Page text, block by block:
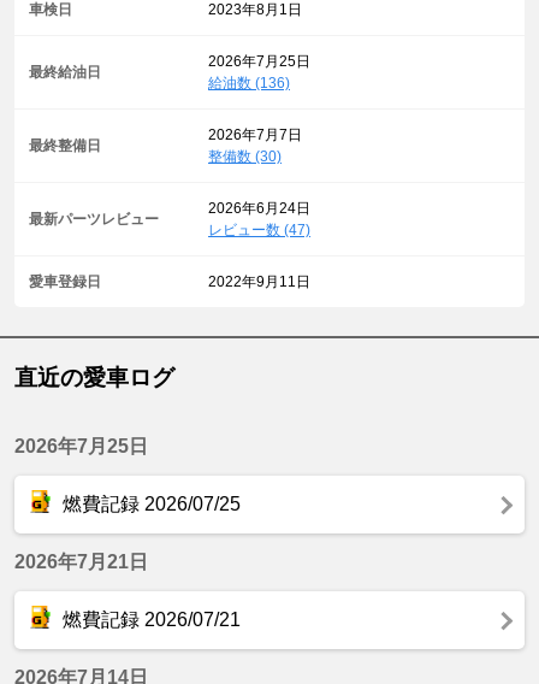
車検日 2023年8月1日
最終給油日
2026年7月25日
給油数 (136)
最終整備日
2026年7月7日
整備数 (30)
最新パーツレビュー
2026年6月24日
レビュー数 (47)
愛車登録日 2022年9月11日
直近の愛車ログ
2026年7月25日
燃費記録 2026/07/25
2026年7月21日
燃費記録 2026/07/21
2026年7月14日